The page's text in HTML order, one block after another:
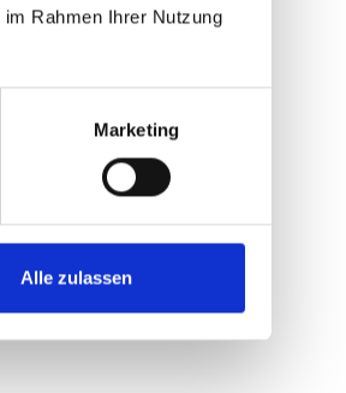
Rahmen Ihrer Nutzung
Marketing
Alle zulassen